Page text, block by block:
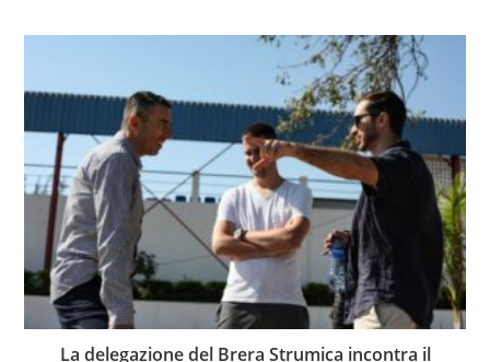
La delegazione del Brera Strumica incontra il